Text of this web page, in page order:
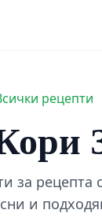
рецепти
за рецепта
и